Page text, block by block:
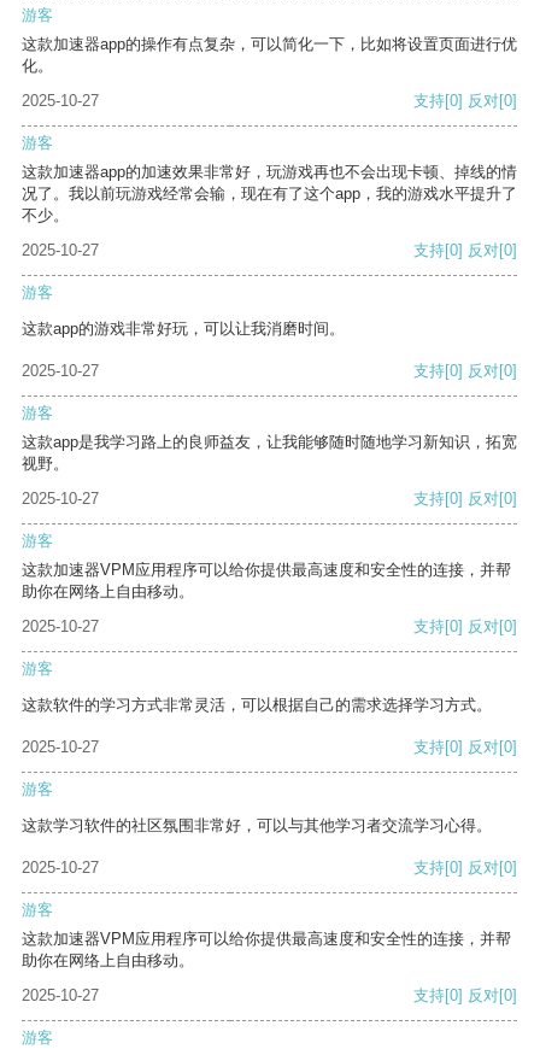
游客
这款加速器app的操作有点复杂，可以简化一下，比如将设置页面进行优
化。
2025-10-27
支持[0] 反对[0]
游客
这款加速器app的加速效果非常好，玩游戏再也不会出现卡顿、掉线的情
况了。我以前玩游戏经常会输，现在有了这个app，我的游戏水平提升了
不少。
2025-10-27
支持[0] 反对[0]
游客
这款app的游戏非常好玩，可以让我消磨时间。
2025-10-27 支持[0] 反对[0]
游客
这款app是我学习路上的良师益友，让我能够随时随地学习新知识，拓宽
视野。
2025-10-27
支持[0] 反对[0]
游客
这款加速器VPM应用程序可以给你提供最高速度和安全性的连接，并帮
助你在网络上自由移动。
2025-10-27
支持[0] 反对[0]
游客
这款软件的学习方式非常灵活，可以根据自己的需求选择学习方式。
2025-10-27 支持[0] 反对[0]
游客
这款学习软件的社区氛围非常好，可以与其他学习者交流学习心得。
2025-10-27 支持[0] 反对[0]
游客
这款加速器VPM应用程序可以给你提供最高速度和安全性的连接，并帮
助你在网络上自由移动。
2025-10-27
支持[0] 反对[0]
游客